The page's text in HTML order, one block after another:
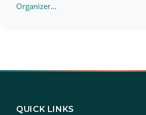
Organizer...
QUICK LINKS